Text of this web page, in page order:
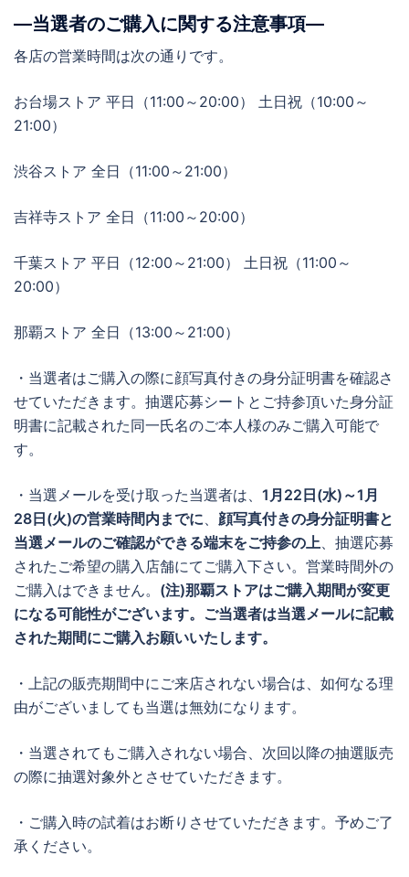
―当選者のご購入に関する注意事項―
各店の営業時間は次の通りです。
お台場ストア 平日（11:00～20:00） 土日祝（10:00～
21:00）
渋谷ストア 全日（11:00～21:00）
吉祥寺ストア 全日（11:00～20:00）
千葉ストア 平日（12:00～21:00） 土日祝（11:00～
20:00）
那覇ストア 全日（13:00～21:00）
・当選者はご購入の際に顔写真付きの身分証明書を確認さ
せていただきます。抽選応募シートとご持参頂いた身分証
明書に記載された同一氏名のご本人様のみご購入可能で
す。
・当選メールを受け取った当選者は、 1月22日(水)～1月
28日(火)の営業時間内までに、 顔写真付きの身分証明書と
当選メールのご確認ができる端末をご持参の上、抽選応募
されたご希望の購入店舗にてご購入下さい。営業時間外の
ご購入はできません。 (注)那覇ストアはご購入期間が変更
になる可能性がございます。ご当選者は当選メールに記載
された期間にご購入お願いいたします。
・上記の販売期間中にご来店されない場合は、如何なる理
由がございましても当選は無効になります。
・当選されてもご購入されない場合、次回以降の抽選販売
の際に抽選対象外とさせていただきます。
・ご購入時の試着はお断りさせていただきます。予めご了
承ください。